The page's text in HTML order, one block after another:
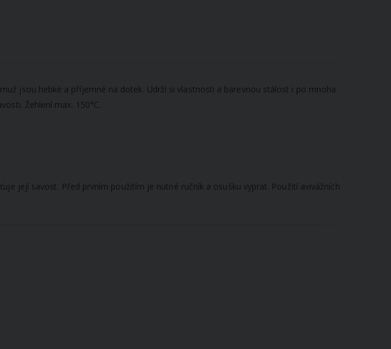
jsou hebké a příjemné na dotek. Udrží si vlastnosti a barevnou stálost i po mnoha
Žehlení max. 150°C.
její savost. Před prvním použitím je nutné ručník a osušku vyprat. Použití avivážních